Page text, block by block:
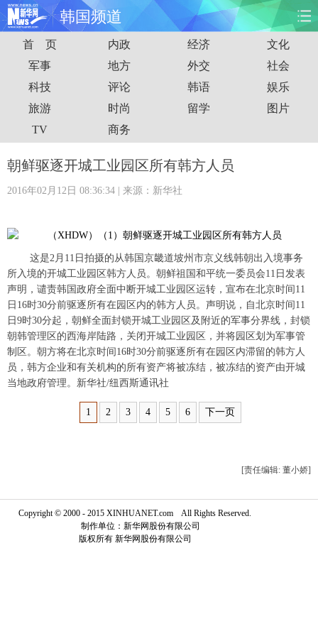
韩国频道
首页 时政 国际 财经
娱乐 体育 人事 教育
时尚 思客
港澳 台湾 华人
科技 能源
视频 彩票 食品
旅游 健康 信息化 数据
金融 公益 军事 无人机
富媒体 摄影 新华广播
新华电视中文 新华电视英文
首 页 内政 经济
文化
军事
地方 外交
社会
科技
评论 韩语
娱乐
旅游
时尚 留学
图片
TV
商务
朝鲜驱逐开城工业园区所有韩方人员
2016年02月12日 08:36:34 | 来源：新华社
这是2月11日拍摄的从韩国京畿道坡州市京义线韩朝出入境事务
所入境的开城工业园区韩方人员。朝鲜祖国和平统一委员会11日发表
声明，谴责韩国政府全面中断开城工业园区运转，宣布在北京时间11
日16时30分前驱逐所有在园区内的韩方人员。声明说，自北京时间11
日9时30分起，朝鲜全面封锁开城工业园区及附近的军事分界线，封锁
朝韩管理区的西海岸陆路，关闭开城工业园区，并将园区划为军事管
制区。朝方将在北京时间16时30分前驱逐所有在园区内滞留的韩方人
员，韩方企业和有关机构的所有资产将被冻结，被冻结的资产由开城
当地政府管理。新华社/纽西斯通讯社
1 2 3 4 5 6 下一页
[责任编辑: 董小娇]
Copyright © 2000 - 2015 XINHUANET.com All Rights Reserved.
制作单位：新华网股份有限公司
版权所有 新华网股份有限公司